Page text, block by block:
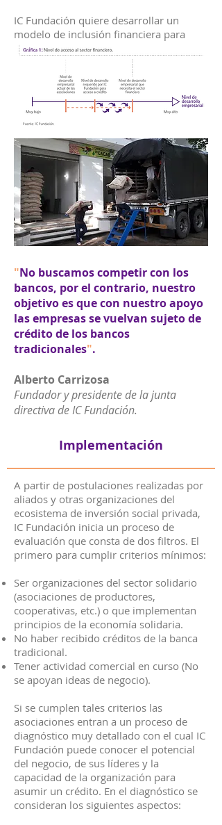
IC Fundación quiere desarrollar un
modelo de inclusión financiera para
empresas asociativas:
"No buscamos competir con los
bancos, por el contrario, nuestro
objetivo es que con nuestro apoyo
las empresas se vuelvan sujeto de
crédito de los bancos
tradicionales".
Alberto Carrizosa
Fundador y presidente de la junta
directiva de IC Fundación.
Implementación
A partir de postulaciones realizadas por
aliados y otras organizaciones del
ecosistema de inversión social privada,
IC Fundación inicia un proceso de
evaluación que consta de dos filtros. El
primero para cumplir criterios mínimos:
Ser organizaciones del sector solidario
(asociaciones de productores,
cooperativas, etc.) o que implementan
principios de la economía solidaria.
No haber recibido créditos de la banca
tradicional.
Tener actividad comercial en curso (No
se apoyan ideas de negocio).
Si se cumplen tales criterios las
asociaciones entran a un proceso de
diagnóstico muy detallado con el cual IC
Fundación puede conocer el potencial
del negocio, de sus líderes y la
capacidad de la organización para
asumir un crédito. En el diagnóstico se
consideran los siguientes aspectos: